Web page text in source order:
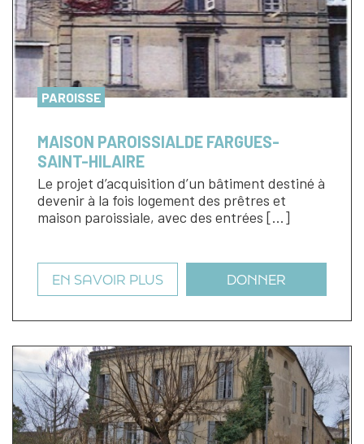
PAROISSE
MAISON PAROISSIALDE FARGUES-
SAINT-HILAIRE
Le projet d’acquisition d’un bâtiment destiné à
devenir à la fois logement des prêtres et
maison paroissiale, avec des entrées […]
EN SAVOIR PLUS DONNER